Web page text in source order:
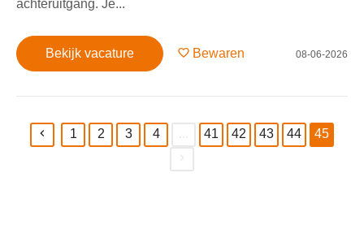
achteruitgang. Je...
Bekijk vacature Bewaren 08-06-2026
1 2 3 4 41 42 43 44
45